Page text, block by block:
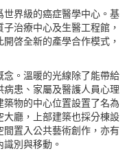
界級的癌症醫學中心。基
治療中心及生醫工程館，
啓全新的產學合作模式，
念。溫暖的光線除了能帶給
患、家屬及醫護人員心理
築物的中心位置設置了名為
大廳，上部建築也採分棟設
置入公共藝術創作，亦有
別與移動。